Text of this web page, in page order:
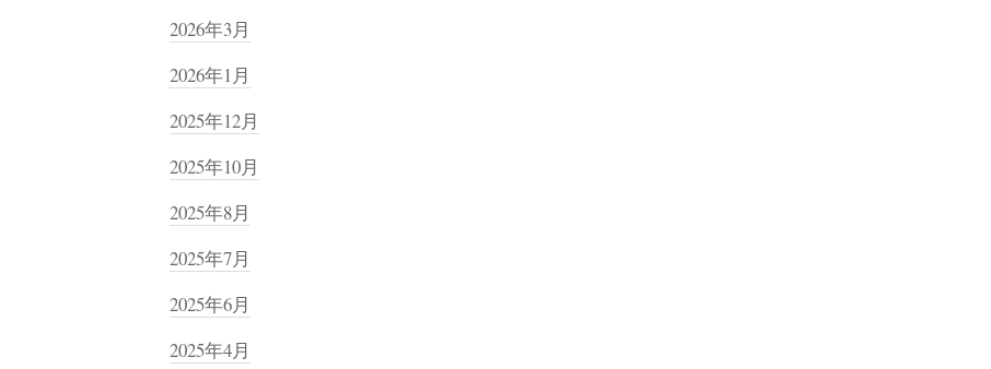
2026年3月
2026年1月
2025年12月
2025年10月
2025年8月
2025年7月
2025年6月
2025年4月